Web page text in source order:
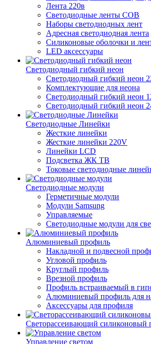
Лента 220в
Светодиодные ленты COB
Наборы светодиодных лент
Адресная светодиодная лента
Силиконовые оболочки и
LED аксессуары
Светодиодный гибкий неон
Светодиодный гибкий неон
Комплектующие для неона
Светодиодный гибкий неон
Светодиодный гибкий неон
Светодиодные Линейки
Жесткие линейки
Жесткие линейки 220V
Линейки LCD
Подсветка ЖК ТВ
Токовые светодиодные
Светодиодные модули
Герметичные модули
Модули Samsung
Управляемые
Светодиодные модули для
Алюминиевый профиль
Накладной и подвесной
Угловой профиль
Круглый профиль
Врезной профиль
Профиль встраиваемый в
Алюминиевый профиль для
Аксессуары для профиля
Светорассеивающий силиконовый
Управление светом